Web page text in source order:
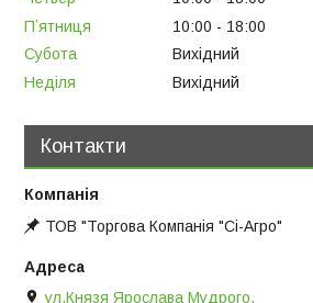
Пʼятниця
10:00
18:00
Субота
Вихідний
Неділя
Вихідний
Контакти
ТОВ "Торгова Компанія "Сі-Агро"
ул.Князя Ярослава Мудрого,